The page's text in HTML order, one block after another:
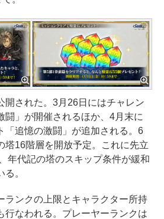
された。3月26日にはチャレン
闘」が開催されるほか、4月末に
「追憶の激闘」が追加される。6
塔16階層を開放予定。これに先立
年代記の塔のスキップ条件が緩和
。
ンクの上限とキャラクター所持
行なわれる。プレーヤーランクは